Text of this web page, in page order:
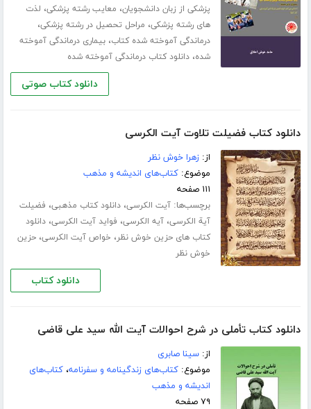
پزشکی از زبان دانشجویان، معایب رشته پزشکی، لذت
های رشته پزشکی، مراحل تحصیل در رشته پزشکی،
درماندگی آموخته شده کتاب،بیماری درماندگی آموخته
شده،دانلود کتاب درماندگی آموخته شده
دانلود کتاب صوتی
دانلود کتاب فضیلت تلاوت آیت الکرسی
از:زهرا خوش نظر
موضوع:کتاب‌های اندیشه و مذهب
۱۱۱ صفحه
برچسب‌ها:آیت الکرسی،دانلود کتاب مذهبی، فضیلت
آیة الکرسی،آیه الکرسی، فواید آیت الکرسی،دانلود
کتاب های حزین خوش نظر، خواص آیت الکرسی،حزین
خوش نظر
دانلود کتاب
دانلود کتاب تأملی در شرح احوالات آیت الله سید علی قاضی
از:سینا صابری
موضوع:کتاب‌های زندگینامه و سفرنامه،کتاب‌های
اندیشه و مذهب
۷۹ صفحه